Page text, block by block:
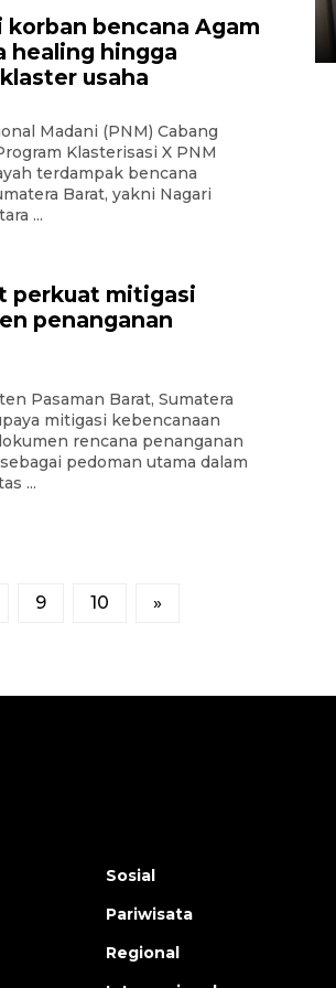
korban bencana Agam
healing hingga
usaha
Madani (PNM) Cabang
Klasterisasi X PNM
terdampak bencana
Barat, yakni Nagari
...
perkuat mitigasi
penanganan
Pasaman Barat, Sumatera
mitigasi kebencanaan
rencana penanganan
pedoman utama dalam
...
9 10 »
2026 10:33 WIB
Sosial
Pariwisata
Regional